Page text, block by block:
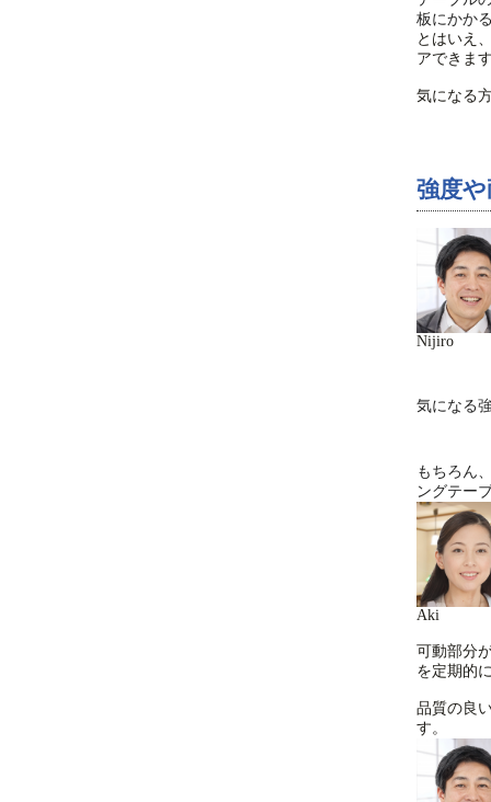
板にかか
とはいえ
アできま
気になる
強度
Nijiro
気になる
もちろん
ングテー
Aki
可動部分
を定期的
品質の良
す。